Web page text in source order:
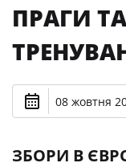
ПРАГИ
08 жовтня
ЗБОРИ В